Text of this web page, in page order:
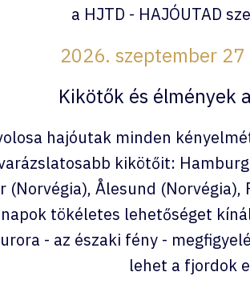
a HJTD - HAJÓUTAD
2026. szeptember
Kikötők és élmények
hajóutak minden
kikötőit:
(Norvégia), Ålesund
tökéletes lehetőséget
- az északi fény -
lehet a fjordok